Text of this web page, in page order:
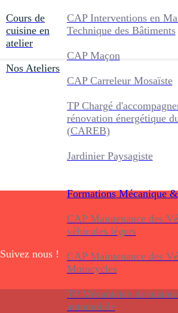
Cours de
cuisine en
atelier
Nos Ateliers
CAP Interventions en
Technique des Bâtiments
CAP Maçon
CAP Carreleur Mosaïste
TP Chargé
rénovation énergétique
(CAREB)
Jardinier Paysagiste
Formations Mécanique
CAP Maintenance des
véhicules légers
CAP Maintenance des
Motocycles
TP Mécanicien de
automobile
Suivez nous !